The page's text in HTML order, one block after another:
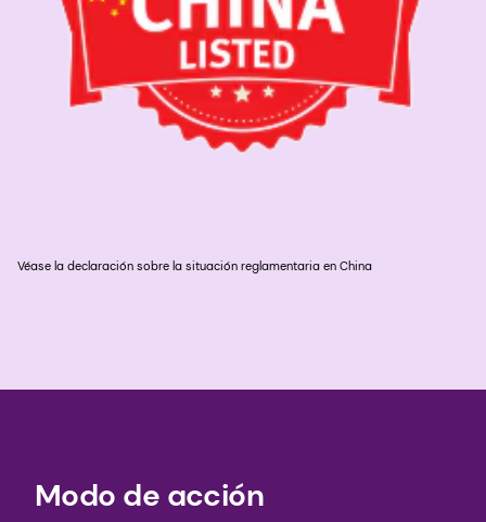
Véase la declaración sobre la situación reglamentaria en China
Modo de acción